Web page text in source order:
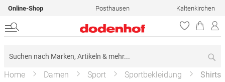
Online-Shop Posthausen Kaltenkirchen
Home Damen Sport Sportbekleidung Shirts